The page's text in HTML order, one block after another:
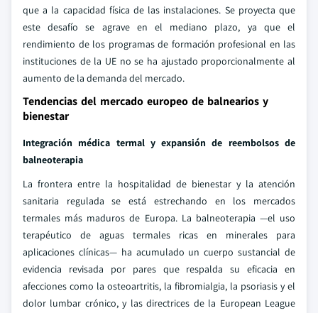
que a la capacidad física de las instalaciones. Se proyecta que
este desafío se agrave en el mediano plazo, ya que el
rendimiento de los programas de formación profesional en las
instituciones de la UE no se ha ajustado proporcionalmente al
aumento de la demanda del mercado.
Tendencias del mercado europeo de balnearios y
bienestar
Integración médica termal y expansión de reembolsos de
balneoterapia
La frontera entre la hospitalidad de bienestar y la atención
sanitaria regulada se está estrechando en los mercados
termales más maduros de Europa. La balneoterapia —el uso
terapéutico de aguas termales ricas en minerales para
aplicaciones clínicas— ha acumulado un cuerpo sustancial de
evidencia revisada por pares que respalda su eficacia en
afecciones como la osteoartritis, la fibromialgia, la psoriasis y el
dolor lumbar crónico, y las directrices de la European League